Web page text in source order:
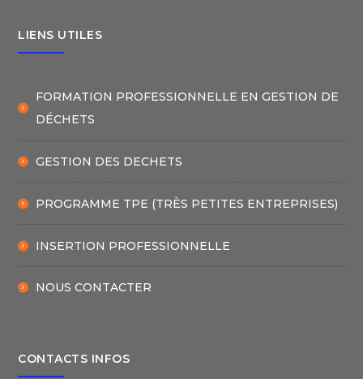
LIENS UTILES
FORMATION PROFESSIONNELLE EN GESTION DE
DÉCHETS
GESTION DES DECHETS
PROGRAMME TPE (TRÈS PETITES ENTREPRISES)
INSERTION PROFESSIONNELLE
NOUS CONTACTER
CONTACTS INFOS